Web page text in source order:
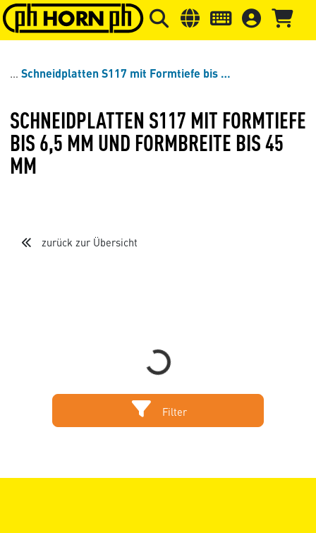
Springe zu Hauptinhalt Springe zum Header Springe
Schneidplatten S117 mit Formtiefe bis 6,5 mm und Formbreite bis 45 mm
SCHNEIDPLATTEN S117 MIT FORMTIEFE
BIS 6,5 MM UND FORMBREITE BIS 45
MM
zurück zur Übersicht
Loading...
Filter